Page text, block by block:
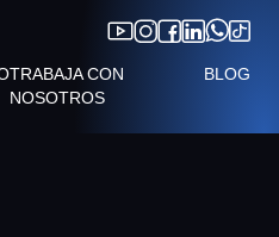
TRABAJA CON
NOSOTROS
BLOG